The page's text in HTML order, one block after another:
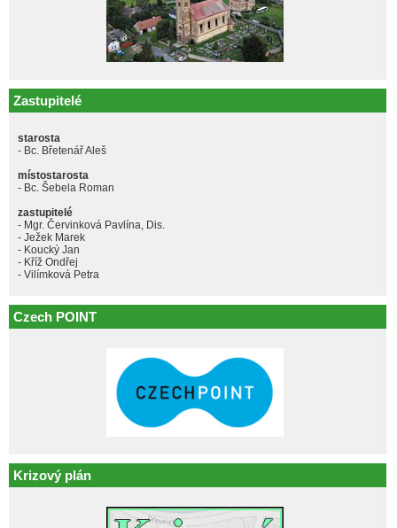
Zastupitelé
starosta
- Bc. Břetenář Aleš
místostarosta
- Bc. Šebela Roman
zastupitelé
- Mgr. Červinková Pavlína, Dis.
- Ježek Marek
- Koucký Jan
- Kříž Ondřej
- Vilímková Petra
Czech POINT
Krizový plán